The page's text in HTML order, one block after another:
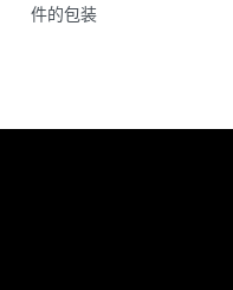
件的包装